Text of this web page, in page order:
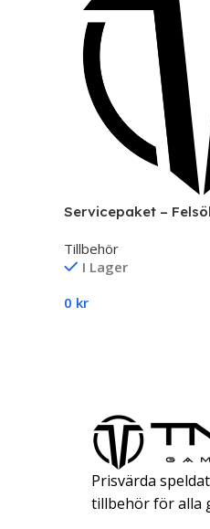
Servicepaket –
Tillbehör
I Lager
0 kr
Prisvärda
tillbehör för alla